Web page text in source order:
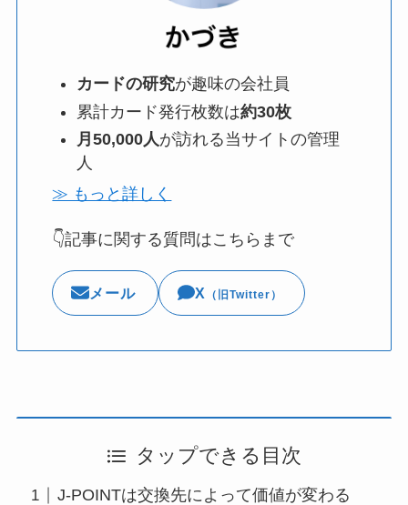
カードの研究が趣味の会社員
累計カード発行枚数は約30枚
月50,000人が訪れる当サイトの管理
人
≫ もっと詳しく
👇記事に関する質問はこちらまで
メール X （旧Twitter）
タップできる目次
J-POINTは交換先によって価値が変わる